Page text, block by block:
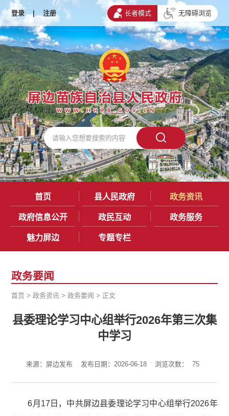
登录 | 注册 长者模式 无障碍浏览
首页 县人民政府 政务资讯
政府信息公开 政民互动 政务服务
魅力屏边 专题专栏
政务要闻
首页 >政务资讯 >政务要闻 > 正文
县委理论学习中心组举行2026年第三次集
中学习
来源：屏边发布 发布日期：2026-06-18 浏览次数： 75
6月17日，中共屏边县委理论学习中心组举行2026年